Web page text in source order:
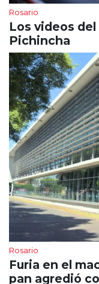
Rosario
Los videos
Pichincha
Rosario
Furia en el
pan agredió